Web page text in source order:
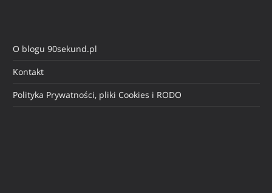
O blogu 90sekund.pl
Kontakt
Polityka Prywatności, pliki Cookies i RODO